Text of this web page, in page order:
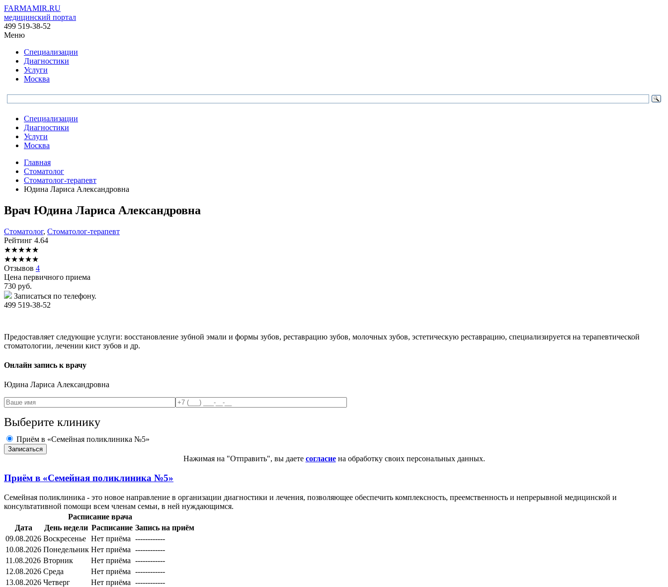
FARMAMIR.RU
медицинский портал
499 519-38-52
Меню
Специализации
Диагностики
Услуги
Москва
Специализации
Диагностики
Услуги
Москва
Главная
Стоматолог
Стоматолог-терапевт
Юдина Лариса Александровна
Врач Юдина Лариса Александровна
Стоматолог, Стоматолог-терапевт
Рейтинг 4.64
★★★★★
★★★★★
Отзывов 4
Цена первичного приема
730 руб.
Записаться по телефону.
499 519-38-52
Предоставляет следующие услуги: восстановление зубной эмали и формы зубов, реставрацию зубов, молочных зубов, эстетическую реставрацию, специализируется на терапевтической
стоматологии, лечении кист зубов и др.
Онлайн запись к врачу
Юдина Лариса Александровна
Выберите клинику
Приём в «Семейная поликлиника №5»
Нажимая на "Отправить", вы даете согласиена обработку своих персональных данных.
Приём в «Семейная поликлиника №5»
Семейная поликлиника - это новое направление в организации диагностики и лечения, позволяющее обеспечить комплексность, преемственность и непрерывной медицинской и
консультативной помощи всем членам семьи, в ней нуждающимся.
Расписание врача
Дата
День недели Расписание Запись на приём
09.08.2026 Воскресенье Нет приёма ------------
10.08.2026 Понедельник Нет приёма ------------
11.08.2026 Вторник Нет приёма ------------
12.08.2026 Среда Нет приёма ------------
13.08.2026 Четверг Нет приёма ------------